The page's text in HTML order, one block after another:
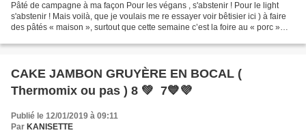
Pâté de campagne à ma façon Pour les végans , s'abstenir ! Pour le light
s'abstenir ! Mais voilà, que je voulais me re essayer voir bêtisier ici ) à faire
des pâtés « maison », surtout que cette semaine c’est la foire au « porc »
CAKE JAMBON GRUYÈRE EN BOCAL (
Thermomix ou pas ) 8 💚 7💙💜
Publié le 12/01/2019 à 09:11
Par KANISETTE